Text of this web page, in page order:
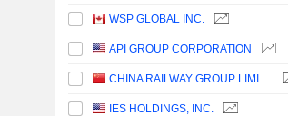
WSP GLOBAL INC.
API GROUP CORPORATION
CHINA RAILWAY GROUP LIMITED
IES HOLDINGS, INC.